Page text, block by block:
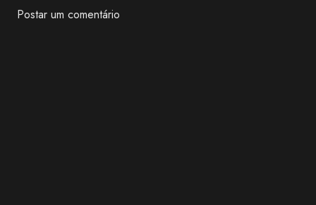
Postar um comentário